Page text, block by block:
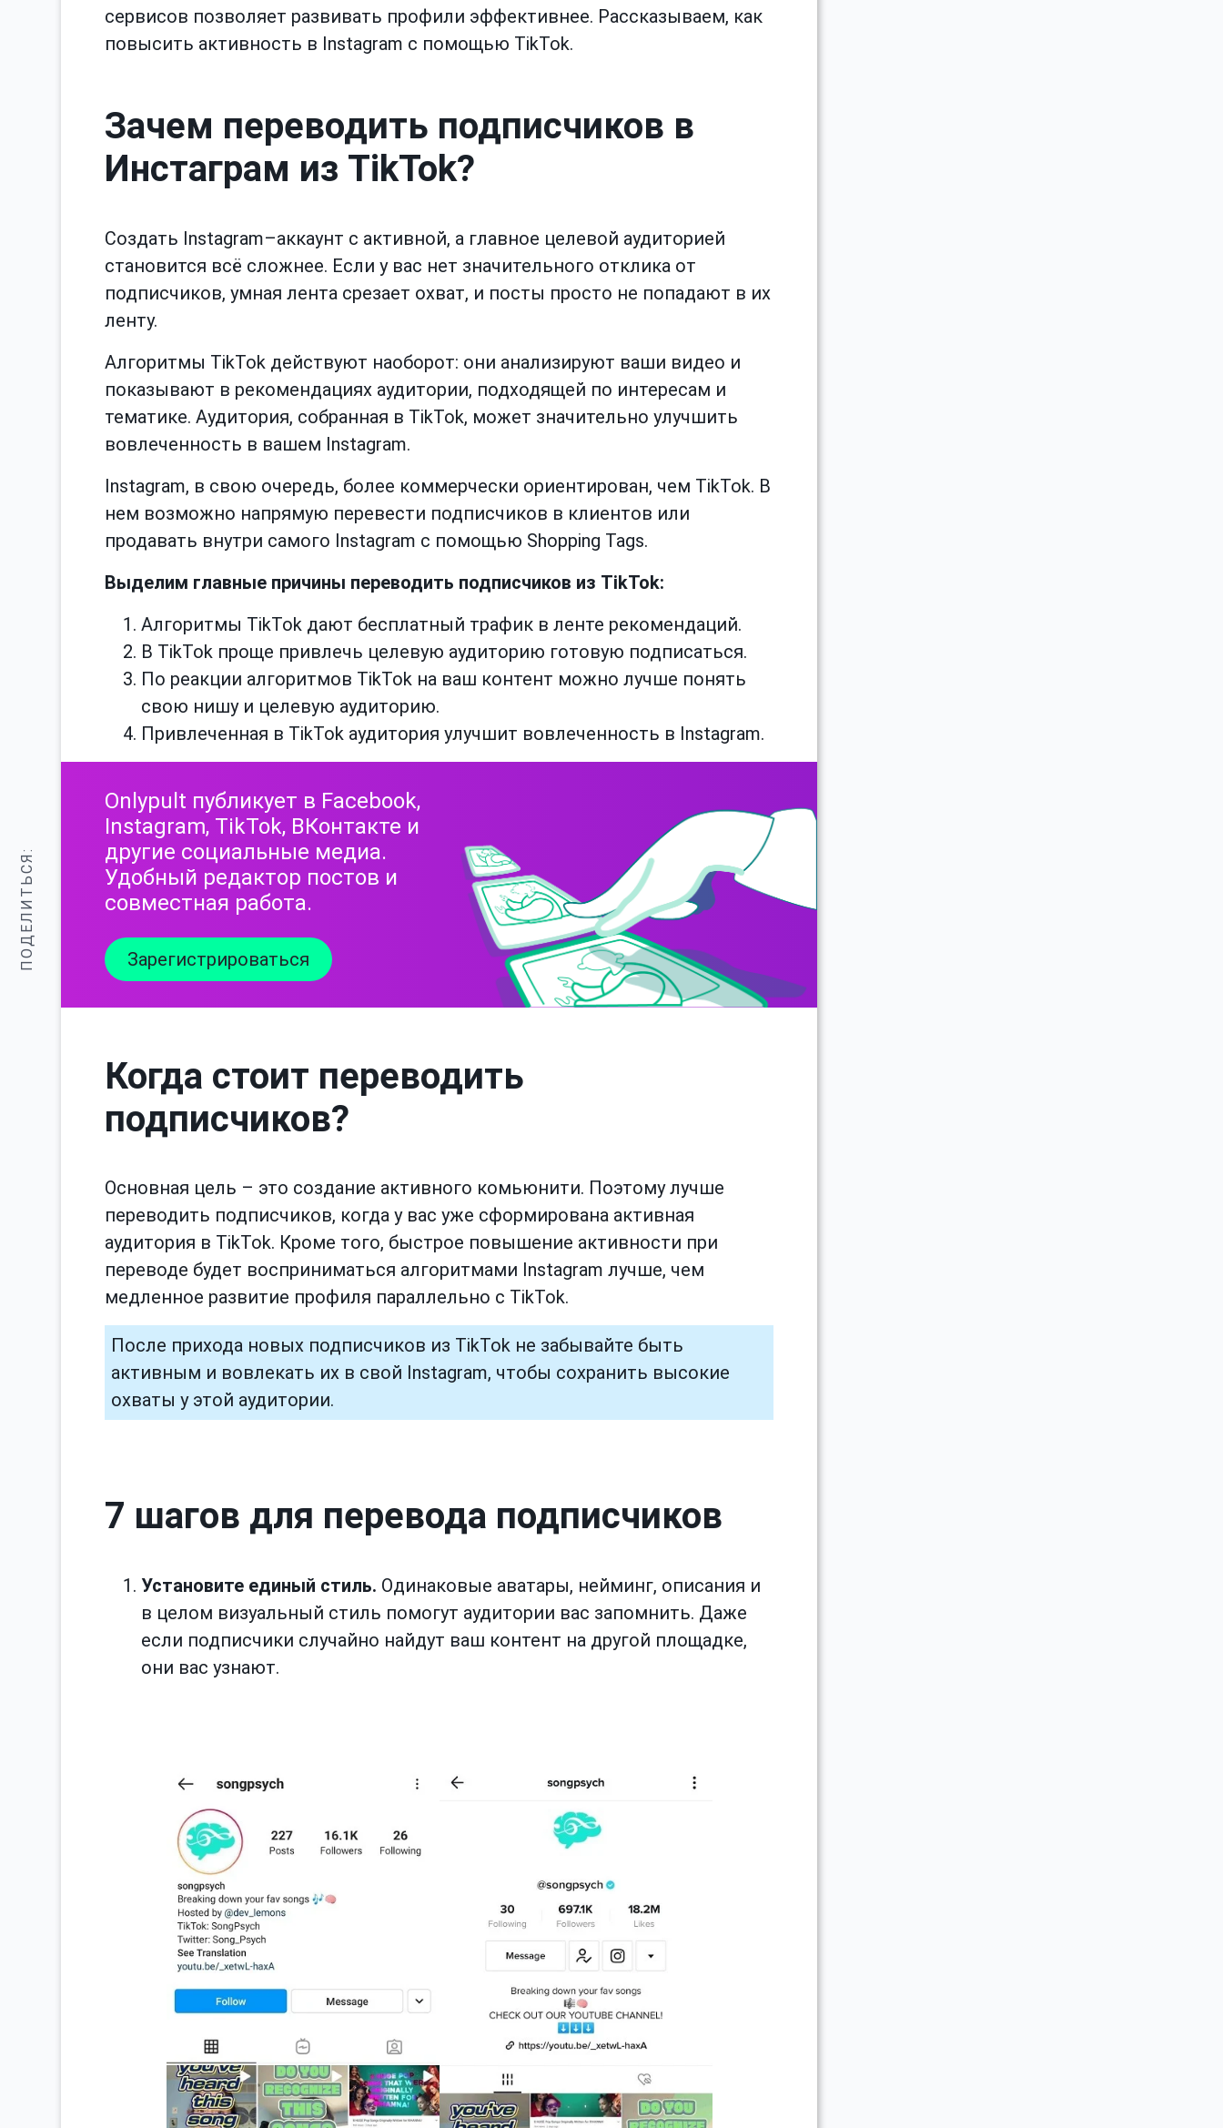
ПОДЕЛИТЬСЯ:
сервисов позволяет развивать профили эффективнее. Рассказываем, как
повысить активность в Instagram с помощью TikTok.
Зачем переводить подписчиков в
Инстаграм из TikTok?
Создать Instagram–аккаунт с активной, а главное целевой аудиторией
становится всё сложнее. Если у вас нет значительного отклика от
подписчиков, умная лента срезает охват, и посты просто не попадают в их
ленту.
Алгоритмы TikTok действуют наоборот: они анализируют ваши видео и
показывают в рекомендациях аудитории, подходящей по интересам и
тематике. Аудитория, собранная в TikTok, может значительно улучшить
вовлеченность в вашем Instagram.
Instagram, в свою очередь, более коммерчески ориентирован, чем TikTok. В
нем возможно напрямую перевести подписчиков в клиентов или
продавать внутри самого Instagram с помощью Shopping Tags.
Выделим главные причины переводить подписчиков из TikTok:
Алгоритмы TikTok дают бесплатный трафик в ленте рекомендаций.
В TikTok проще привлечь целевую аудиторию готовую подписаться.
По реакции алгоритмов TikTok на ваш контент можно лучше понять
свою нишу и целевую аудиторию.
Привлеченная в TikTok аудитория улучшит вовлеченность в Instagram.
Onlypult публикует в Facebook,
Instagram, TikTok, ВКонтакте и
другие социальные медиа.
Удобный редактор постов и
совместная работа.
Зарегистрироваться
Когда стоит переводить
подписчиков?
Основная цель – это создание активного комьюнити. Поэтому лучше
переводить подписчиков, когда у вас уже сформирована активная
аудитория в TikTok. Кроме того, быстрое повышение активности при
переводе будет восприниматься алгоритмами Instagram лучше, чем
медленное развитие профиля параллельно с TikTok.
После прихода новых подписчиков из TikTok не забывайте быть
активным и вовлекать их в свой Instagram, чтобы сохранить высокие
охваты у этой аудитории.
7 шагов для перевода подписчиков
Установите единый стиль. Одинаковые аватары, нейминг, описания и
в целом визуальный стиль помогут аудитории вас запомнить. Даже
если подписчики случайно найдут ваш контент на другой площадке,
они вас узнают.